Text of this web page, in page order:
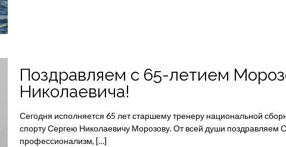
Поздравляем с 65-летием
Николаевича!
Сегодня исполняется 65 лет старшему тренеру национальной
спорту Сергею Николаевичу Морозову. От всей души
профессионализм, […]